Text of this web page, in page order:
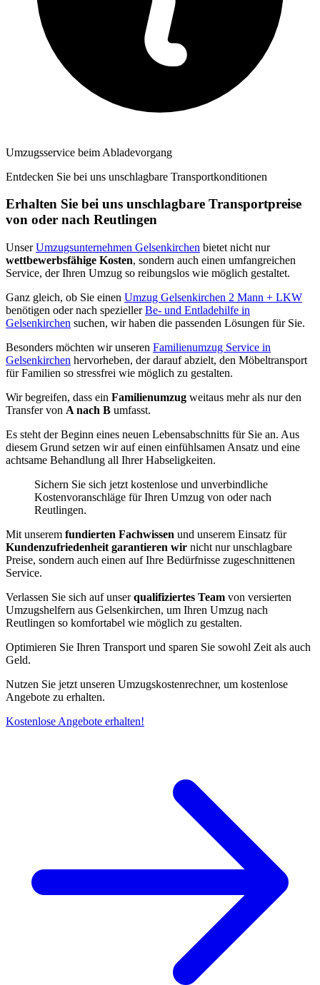
Umzugsservice beim Abladevorgang
Entdecken Sie bei uns unschlagbare Transportkonditionen
Erhalten Sie bei uns unschlagbare Transportpreise
von oder nach Reutlingen
UnserUmzugsunternehmen Gelsenkirchen bietet nicht nur
wettbewerbsfähige Kosten, sondern auch einen umfangreichen
Service, der Ihren Umzug so reibungslos wie möglich gestaltet.
Ganz gleich, ob Sie einen Umzug Gelsenkirchen 2 Mann + LKW
benötigen oder nach speziellerBe- und Entladehilfe in
Gelsenkirchen suchen, wir haben die passenden Lösungen für Sie.
Besonders möchten wir unseren Familienumzug Service in
Gelsenkirchen hervorheben, der darauf abzielt, den Möbeltransport
für Familien so stressfrei wie möglich zu gestalten.
Wir begreifen, dass ein Familienumzug weitaus mehr als nur den
Transfer von A nach B umfasst.
Es steht der Beginn eines neuen Lebensabschnitts für Sie an. Aus
diesem Grund setzen wir auf einen einfühlsamen Ansatz und eine
achtsame Behandlung all Ihrer Habseligkeiten.
Sichern Sie sich jetzt kostenlose und unverbindliche
Kostenvoranschläge für Ihren Umzug von oder nach
Reutlingen.
Mit unserem fundierten Fachwissen und unserem Einsatz für
Kundenzufriedenheit garantieren wir nicht nur unschlagbare
Preise, sondern auch einen auf Ihre Bedürfnisse zugeschnittenen
Service.
Verlassen Sie sich auf unserqualifiziertes Team von versierten
Umzugshelfern aus Gelsenkirchen, um Ihren Umzug nach
Reutlingen so komfortabel wie möglich zu gestalten.
Optimieren Sie Ihren Transport und sparen Sie sowohl Zeit als auch
Geld.
Nutzen Sie jetzt unseren Umzugskostenrechner, um kostenlose
Angebote zu erhalten.
Kostenlose Angebote erhalten!